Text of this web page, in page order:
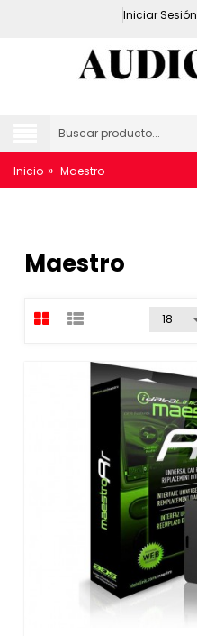
Iniciar Sesión
Inicio » Maestro
Maestro